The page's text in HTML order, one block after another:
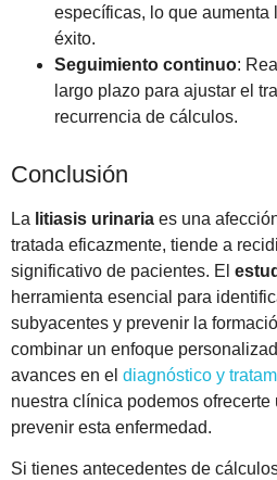
específicas, lo que
éxito.
Seguimiento continuo:
largo plazo para ajustar el
recurrencia de cálculos.
Conclusión
La litiasis urinaria es una
tratada eficazmente, tiende a
significativo de pacientes. El
herramienta esencial para
subyacentes y prevenir la
combinar un enfoque
avances en el diagnóstico y
nuestra clínica podemos
prevenir esta enfermedad.
Si tienes antecedentes de